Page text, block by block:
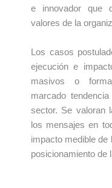
e innovador que
valores de la
Los casos
ejecución e
masivos o
marcado
sector. Se valoran
los mensajes en
impacto medible de
posicionamiento de